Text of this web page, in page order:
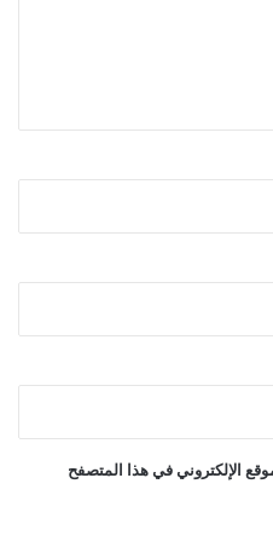
الإلكتروني في هذا المتصفح